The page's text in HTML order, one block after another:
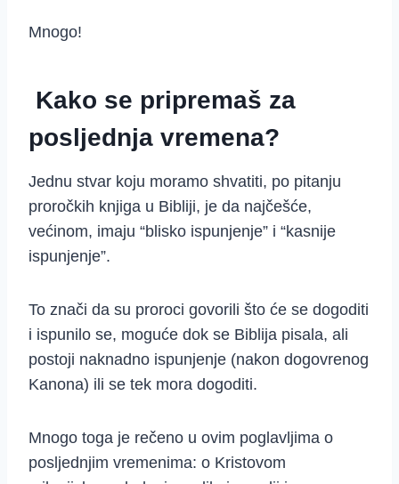
Mnogo!
Kako se pripremaš za
posljednja vremena?
Jednu stvar koju moramo shvatiti, po pitanju
proročkih knjiga u Bibliji, je da najčešće,
većinom, imaju “blisko ispunjenje” i “kasnije
ispunjenje”.
To znači da su proroci govorili što će se dogoditi
i ispunilo se, moguće dok se Biblija pisala, ali
postoji naknadno ispunjenje (nakon dogovrenog
Kanona) ili se tek mora dogoditi.
Mnogo toga je rečeno u ovim poglavljima o
posljednjim vremenima: o Kristovom